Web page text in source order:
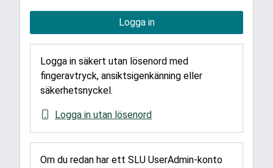
Logga in
Logga in säkert utan lösenord med
fingeravtryck, ansiktsigenkänning eller
säkerhetsnyckel.
Logga in utan lösenord
Om du redan har ett SLU UserAdmin-konto